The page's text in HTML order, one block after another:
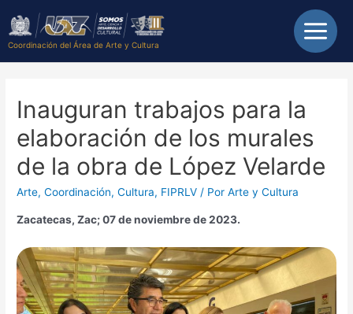
Coordinación del Área de Arte y Cultura
Inauguran trabajos para la
elaboración de los murales
de la obra de López Velarde
Arte,Coordinación,Cultura, FIPRLV / PorArte y Cultura
Zacatecas, Zac; 07 de noviembre de 2023.